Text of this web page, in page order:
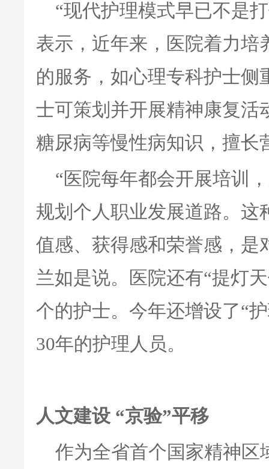
“现代护理模式早已不是
表示，近年来，医院着力培
的服务，如心理专科护士
士可策划并开展精神康复活
糖尿病等慢性病知识，擅长
“医院每年都会开展培训
规划个人职业发展道路。这
值感、获得感和荣誉感，是
兰如是说。医院还有“提灯
个的护士。今年还增设了“
30年的护理人员。
人文建设 “京验”平移
作为全省首个国家精神区